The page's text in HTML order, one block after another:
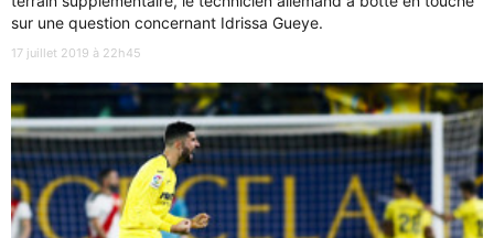
sur une question concernant Idrissa Gueye.
17 juillet 2019 à 22h45